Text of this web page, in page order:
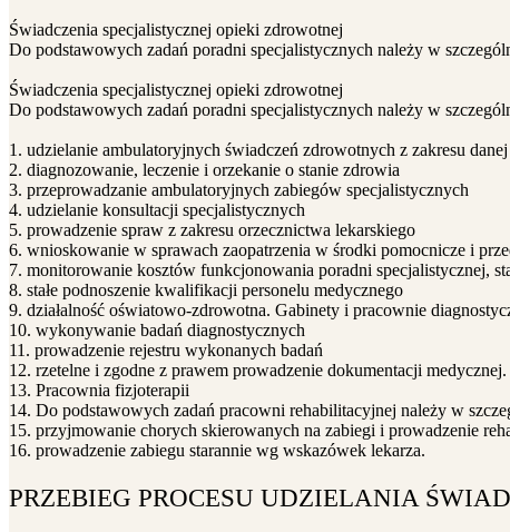
Świadczenia specjalistycznej opieki zdrowotnej
Do podstawowych zadań poradni specjalistycznych należy w
Świadczenia specjalistycznej opieki zdrowotnej
Do podstawowych zadań poradni specjalistycznych należy w
1. udzielanie ambulatoryjnych świadczeń zdrowotnych z zakresu
2. diagnozowanie, leczenie i orzekanie o stanie zdrowia
3. przeprowadzanie ambulatoryjnych zabiegów specjalistycznych
4. udzielanie konsultacji specjalistycznych
5. prowadzenie spraw z zakresu orzecznictwa lekarskiego
6. wnioskowanie w sprawach zaopatrzenia w środki pomocnicze i
7. monitorowanie kosztów funkcjonowania poradni specjalistycznej,
8. stałe podnoszenie kwalifikacji personelu medycznego
9. działalność oświatowo-zdrowotna. Gabinety i pracownie
10. wykonywanie badań diagnostycznych
11. prowadzenie rejestru wykonanych badań
12. rzetelne i zgodne z prawem prowadzenie dokumentacji medycznej.
13. Pracownia fizjoterapii
14. Do podstawowych zadań pracowni rehabilitacyjnej należy w
15. przyjmowanie chorych skierowanych na zabiegi i prowadzenie
16. prowadzenie zabiegu starannie wg wskazówek lekarza.
PRZEBIEG PROCESU UDZIELANIA